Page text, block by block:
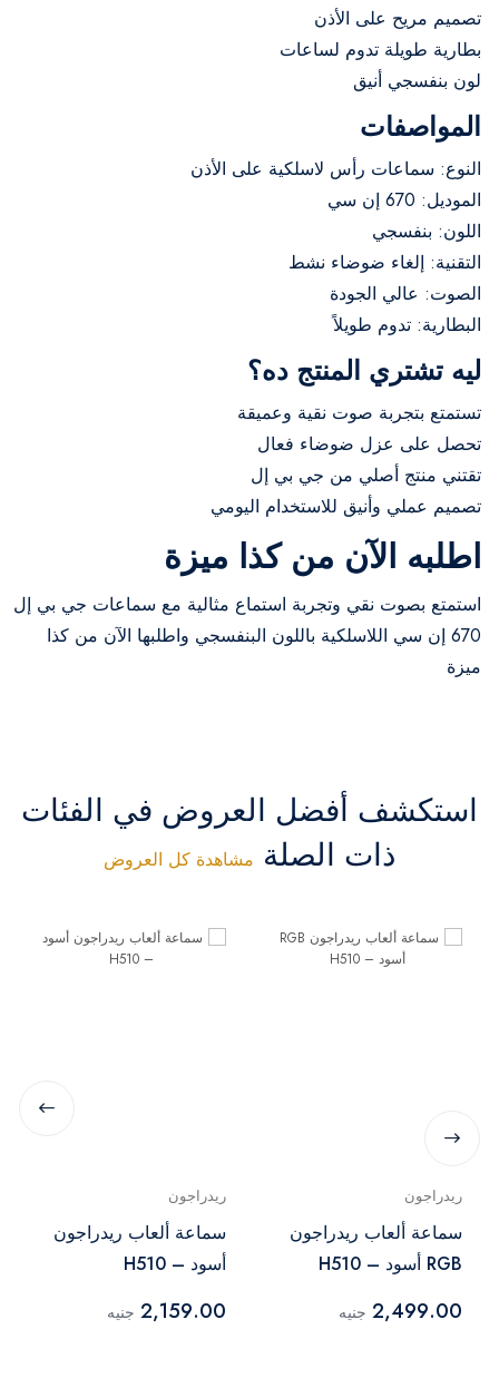
تصميم مريح على الأذن
بطارية طويلة تدوم لساعات
لون بنفسجي أنيق
المواصفات
النوع: سماعات رأس لاسلكية على الأذن
الموديل: 670 إن سي
اللون: بنفسجي
التقنية: إلغاء ضوضاء نشط
الصوت: عالي الجودة
البطارية: تدوم طويلاً
ليه تشتري المنتج ده؟
تستمتع بتجربة صوت نقية وعميقة
تحصل على عزل ضوضاء فعال
تقتني منتج أصلي من جي بي إل
تصميم عملي وأنيق للاستخدام اليومي
اطلبه الآن من كذا ميزة
استمتع بصوت نقي وتجربة استماع مثالية مع سماعات جي بي إل
670 إن سي اللاسلكية باللون البنفسجي واطلبها الآن من كذا
ميزة
استكشف أفضل العروض في الفئات
ذات الصلة مشاهدة كل العروض
ريدراجون
سماعة ألعاب ريدراجون
RGB أسود – H510
2,499.00 جنيه
ريدراجون
سماعة ألعاب ريدراجون
أسود – H510
2,159.00 جنيه